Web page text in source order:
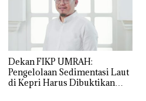
Dekan FIKP UMRAH:
Pengelolaan Sedimentasi Laut
di Kepri Harus Dibuktikan